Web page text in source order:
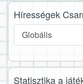
Hírességek
Globális
Statisztika a